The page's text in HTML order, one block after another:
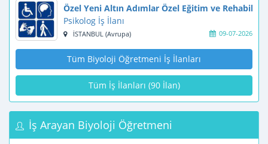
Özel Yeni Altın Adımlar Özel Eğitim ve
Psikolog İş İlanı
09-07-2026
İSTANBUL (Avrupa)
Tüm Biyoloji Öğretmeni İş İlanları
Tüm İş İlanları (90 İlan)
İş Arayan Biyoloji Öğretmeni